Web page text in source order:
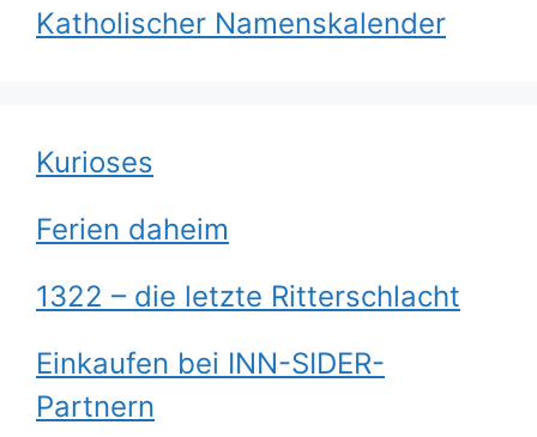
Katholischer Namenskalender
Kurioses
Ferien daheim
1322 – die letzte Ritterschlacht
Einkaufen bei INN-SIDER-
Partnern